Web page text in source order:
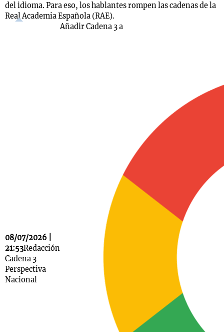
del idioma. Para eso, los hablantes rompen las cadenas de la
Real Academia Española (RAE).
08/07/2026 |
21:53Redacción
Cadena 3
Perspectiva
Nacional
Añadir Cadena 3 a
La Sole en
Cadena 3